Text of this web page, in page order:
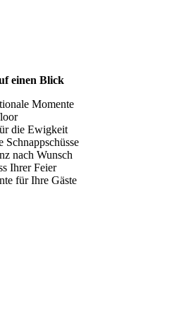
einen Blick
Momente
die Ewigkeit
Schnappschüsse
nach Wunsch
Ihrer Feier
für Ihre Gäste